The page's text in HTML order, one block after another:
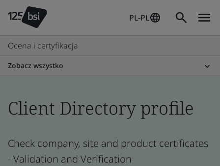
PL-PL
Ocena i certyfikacja
Zobacz wszystko
Client Directory profile
Check company, site and product certificates
- Validation and Verification